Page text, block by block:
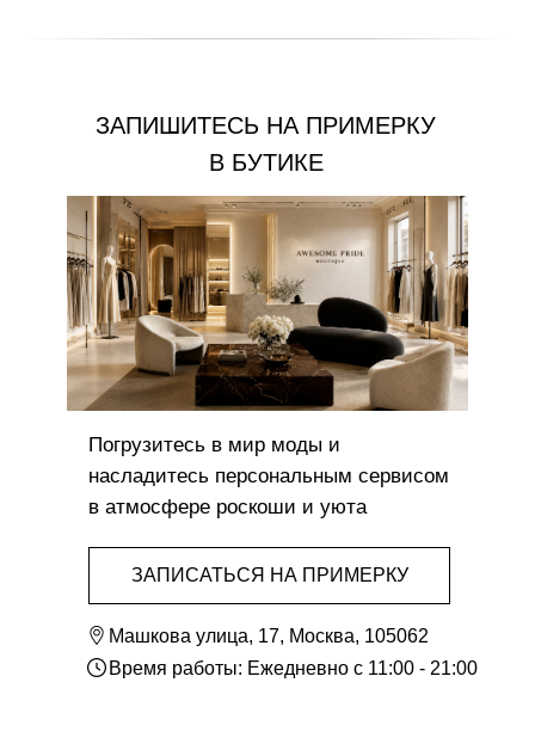
ЗАПИСАТЬСЯ НА ПРИМЕРКУ
ЗАПИШИТЕСЬ НА ПРИМЕРКУ
В БУТИКЕ
Погрузитесь в мир моды и
насладитесь персональным сервисом
в атмосфере роскоши и уюта
Машкова улица, 17, Москва, 105062
Время работы: Ежедневно с 11:00 - 21:00